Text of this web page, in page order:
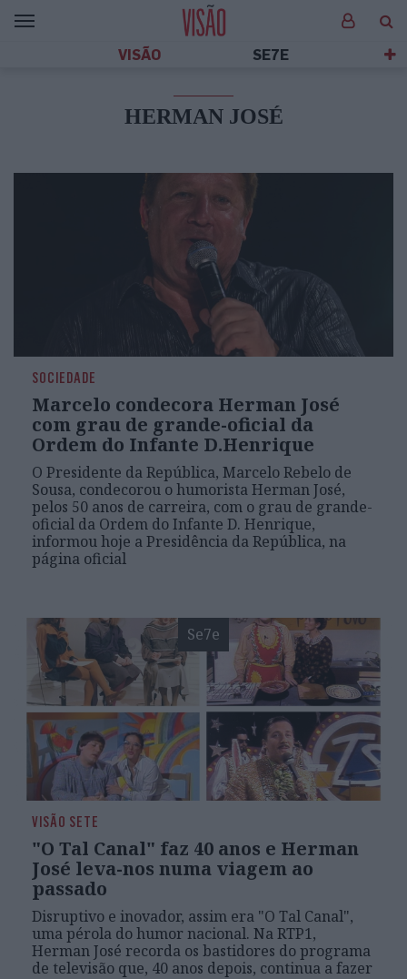
VISÃO SE7E
HERMAN JOSÉ
SOCIEDADE
Marcelo condecora Herman José
com grau de grande-oficial da
Ordem do Infante D.Henrique
O Presidente da República, Marcelo Rebelo de
Sousa, condecorou o humorista Herman José,
pelos 50 anos de carreira, com o grau de grande-
oficial da Ordem do Infante D. Henrique,
informou hoje a Presidência da República, na
página oficial
Se7e
VISÃO SETE
"O Tal Canal" faz 40 anos e Herman
José leva-nos numa viagem ao
passado
Disruptivo e inovador, assim era "O Tal Canal",
uma pérola do humor nacional. Na RTP1,
Herman José recorda os bastidores do programa
de televisão que, 40 anos depois, continua a fazer